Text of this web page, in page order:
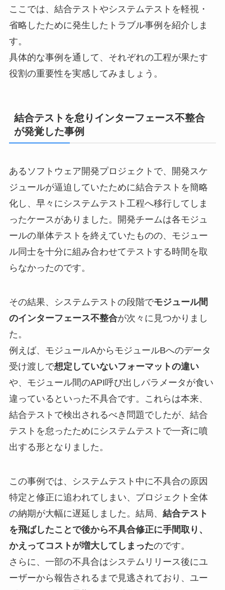
ここでは、結合テストやシステムテストを軽視・
省略したために発生したトラブル事例を紹介しま
す。
具体的な事例を通して、それぞれの工程が果たす
役割の重要性を実感してみましょう。
結合テストを怠りインターフェース不整合
が発覚した事例
あるソフトウェア開発プロジェクトで、開発スケ
ジュールが逼迫していたために結合テストを簡略
化し、早々にシステムテスト工程へ移行してしま
ったケースがありました。開発チームは各モジュ
ールの単体テストを終えていたものの、モジュー
ル同士を十分に組み合わせてテストする時間を取
らなかったのです。
その結果、システムテストの段階でモジュール間
のインターフェース不整合が次々に見つかりまし
た。
例えば、モジュールAからモジュールBへのデータ
受け渡しで想定していないフォーマットの違い
や、モジュール間のAPI呼び出しパラメータが食い
違っているといった不具合です。これらは本来、
結合テストで検出されるべき問題でしたが、結合
テストを怠ったためにシステムテストで一斉に噴
出する形となりました。
この事例では、システムテスト中に不具合の原因
特定と修正に追われてしまい、プロジェクト全体
の納期が大幅に遅延しました。結局、 結合テスト
を飛ばしたことで後から不具合修正に手間取り、
かえってコストが増大してしまったのです。
さらに、一部の不具合はシステムリリース後にユ
ーザーから報告されるまで見逃されており、ユー